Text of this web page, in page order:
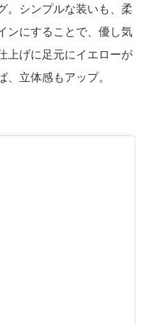
。シンプルな装いも、柔
ンにすることで、優し気
上げに足元にイエローが
、立体感もアップ。